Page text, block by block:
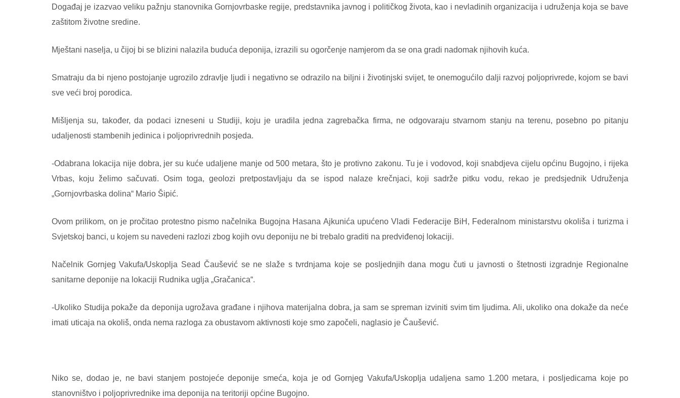
Događaj je izazvao veliku pažnju stanovnika Gornjovrbaske regije, predstavnika javnog i političkog života, kao i nevladinih organizacija i udruženja koja se bave
zaštitom životne sredine.
Mještani naselja, u čijoj bi se blizini nalazila buduća deponija, izrazili su ogorčenje namjerom da se ona gradi nadomak njihovih kuća.
Smatraju da bi njeno postojanje ugrozilo zdravlje ljudi i negativno se odrazilo na biljni i životinjski svijet, te onemogućilo dalji razvoj poljoprivrede, kojom se bavi
sve veći broj porodica.
Mišljenja su, također, da podaci izneseni u Studiji, koju je uradila jedna zagrebačka firma, ne odgovaraju stvarnom stanju na terenu, posebno po pitanju
udaljenosti stambenih jedinica i poljoprivrednih posjeda.
-Odabrana lokacija nije dobra, jer su kuće udaljene manje od 500 metara, što je protivno zakonu. Tu je i vodovod, koji snabdjeva cijelu općinu Bugojno, i rijeka
Vrbas, koju želimo sačuvati. Osim toga, geolozi pretpostavljaju da se ispod nalaze krečnjaci, koji sadrže pitku vodu, rekao je predsjednik Udruženja
„Gornjovrbaska dolina“ Mario Šipić.
Ovom prilikom, on je pročitao protestno pismo načelnika Bugojna Hasana Ajkunića upućeno Vladi Federacije BiH, Federalnom ministarstvu okoliša i turizma i
Svjetskoj banci, u kojem su navedeni razlozi zbog kojih ovu deponiju ne bi trebalo graditi na predviđenoj lokaciji.
Načelnik Gornjeg Vakufa/Uskoplja Sead Čaušević se ne slaže s tvrdnjama koje se posljednjih dana mogu čuti u javnosti o štetnosti izgradnje Regionalne
sanitarne deponije na lokaciji Rudnika uglja „Gračanica“.
-Ukoliko Studija pokaže da deponija ugrožava građane i njihova materijalna dobra, ja sam se spreman izviniti svim tim ljudima. Ali, ukoliko ona dokaže da neće
imati uticaja na okoliš, onda nema razloga za obustavom aktivnosti koje smo započeli, naglasio je Čaušević.
Niko se, dodao je, ne bavi stanjem postojeće deponije smeća, koja je od Gornjeg Vakufa/Uskoplja udaljena samo 1.200 metara, i posljedicama koje po
stanovništvo i poljoprivrednike ima deponija na teritoriji općine Bugojno.